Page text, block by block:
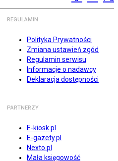
REGULAMIN
Polityka Prywatności
Zmiana ustawień zgód
Regulamin serwisu
Informacje o nadawcy
Deklaracja dostępności
PARTNERZY
E-kiosk.pl
E-gazety.pl
Nexto.pl
Mała księgowość